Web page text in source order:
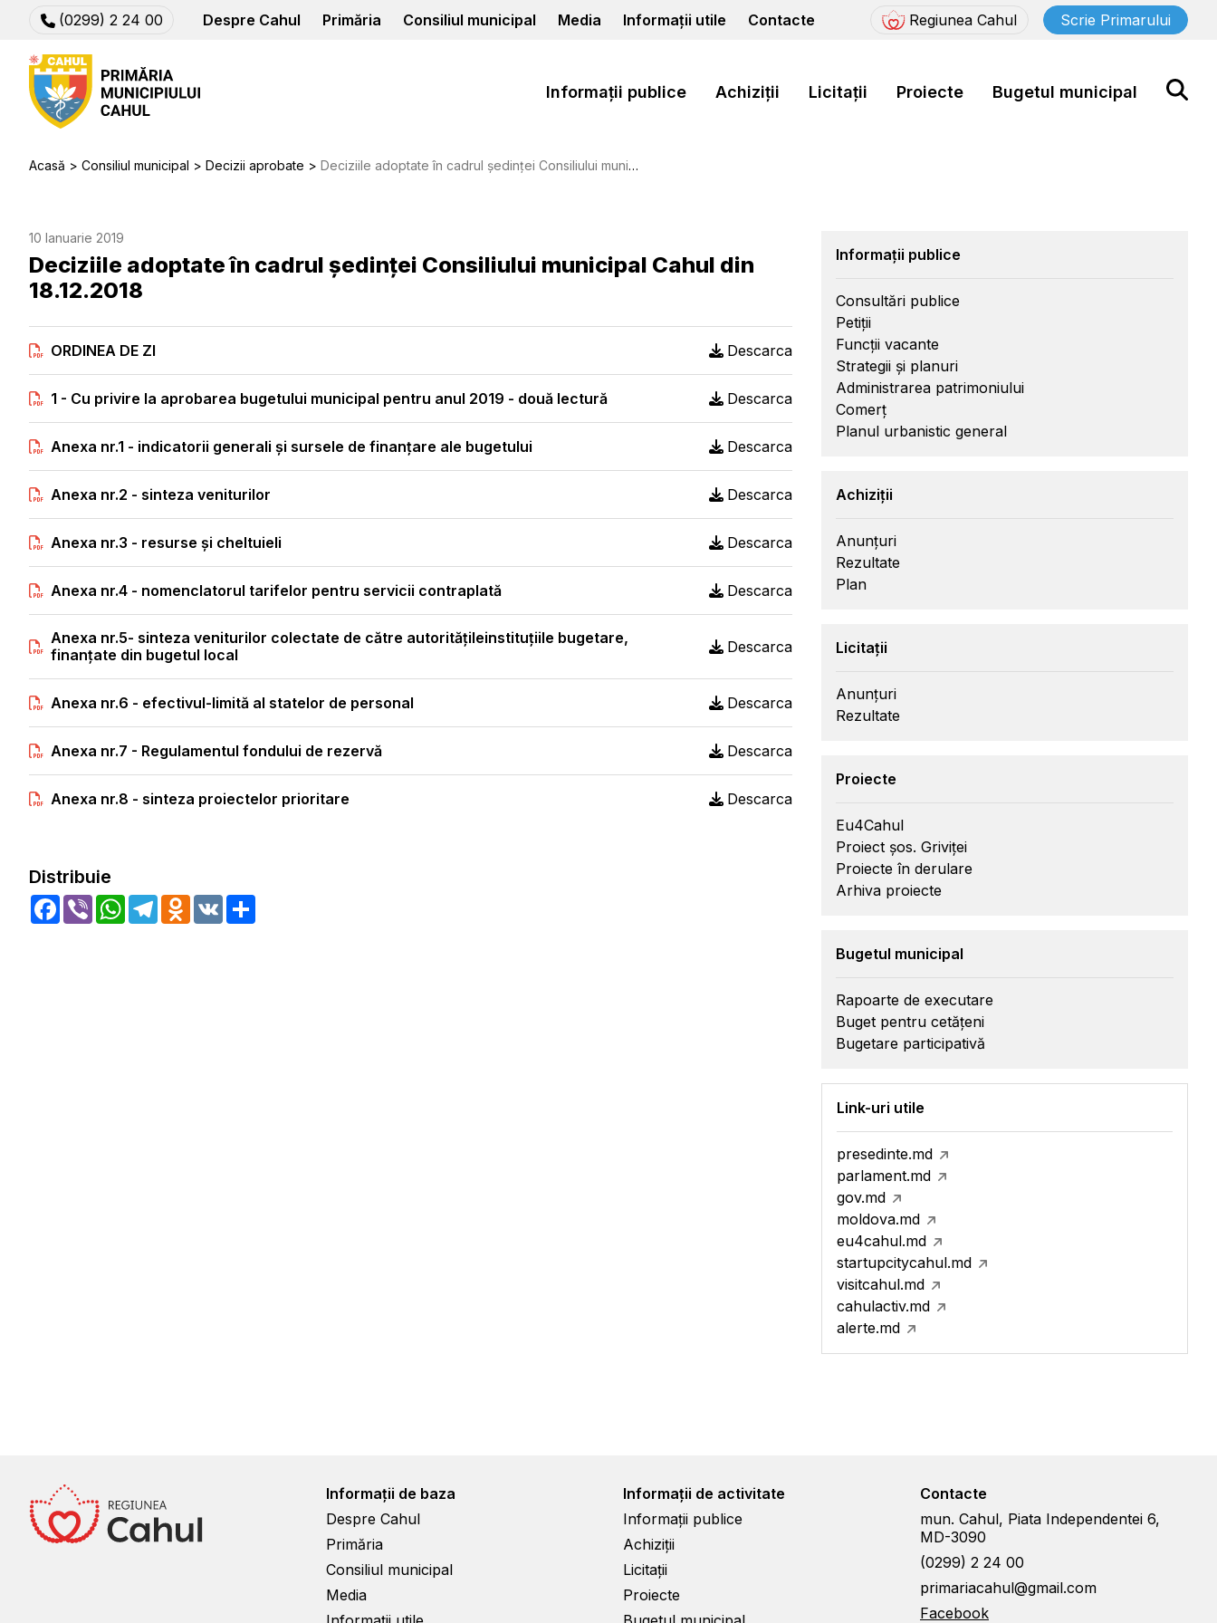
(0299) 2 24 00 Despre Cahul Primăria Consiliul municipal Media Informații utile Contacte Regiunea Cahul Scrie Primarului
Informații publice Achiziții Licitații Proiecte Bugetul municipal
Acasă Consiliul municipal Decizii aprobate Deciziile adoptate în cadrul ședinței Consiliului municipal Cahul din 18.12.2018
10 Ianuarie 2019
Deciziile adoptate în cadrul ședinței Consiliului municipal Cahul din
18.12.2018
ORDINEA DE ZI Descarca
1 - Cu privire la aprobarea bugetului municipal pentru anul 2019 - două lectură Descarca
Anexa nr.1 - indicatorii generali şi sursele de finanţare ale bugetului Descarca
Anexa nr.2 - sinteza veniturilor Descarca
Anexa nr.3 - resurse și cheltuieli Descarca
Anexa nr.4 - nomenclatorul tarifelor pentru servicii contraplată Descarca
Anexa nr.5- sinteza veniturilor colectate de către autoritățileinstituțiile bugetare,
finanțate din bugetul local
Descarca
Anexa nr.6 - efectivul-limită al statelor de personal Descarca
Anexa nr.7 - Regulamentul fondului de rezervă Descarca
Anexa nr.8 - sinteza proiectelor prioritare Descarca
Distribuie
Facebook
Viber WhatsApp
TelegramOdnoklassniki
VK
Informații publice
Consultări publice
Petiții
Funcții vacante
Strategii și planuri
Administrarea patrimoniului
Comerț
Planul urbanistic general
Achiziții
Anunțuri
Rezultate
Plan
Licitații
Anunțuri
Rezultate
Proiecte
Eu4Cahul
Proiect șos. Griviței
Proiecte în derulare
Arhiva proiecte
Bugetul municipal
Rapoarte de executare
Buget pentru cetățeni
Bugetare participativă
Link-uri utile
presedinte.md
parlament.md
gov.md
moldova.md
eu4cahul.md
startupcitycahul.md
visitcahul.md
cahulactiv.md
alerte.md
Informații de baza
Despre Cahul
Primăria
Consiliul municipal
Media
Informații de activitate
Informații publice
Achiziții
Licitații
Proiecte
Contacte
mun. Cahul, Piata Independentei 6,
MD-3090
(0299) 2 24 00
primariacahul@gmail.com
Facebook